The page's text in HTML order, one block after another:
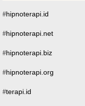
#hipnoterapi.id
#hipnoterapi.net
#hipnoterapi.biz
#hipnoterapi.org
#terapi.id